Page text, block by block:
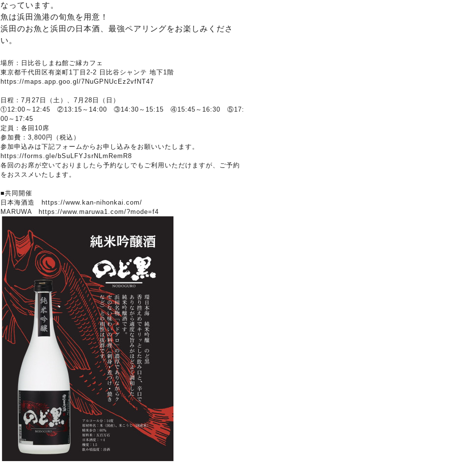
なっています。
魚は浜田漁港の旬魚を用意！
浜田のお魚と浜田の日本酒、最強ペアリングをお楽しみくださ
い。
場所：日比谷しまね館ご縁カフェ
東京都千代田区有楽町1丁目2-2 日比谷シャンテ 地下1階
https://maps.app.goo.gl/7NuGPNUcEz2vfNT47
日程：7月27日（土）、7月28日（日）
①12:00～12:45 ②13:15～14:00 ③14:30～15:15 ④15:45～16:30 ⑤17:
00～17:45
定員：各回10席
参加費：3,800円（税込）
参加申込みは下記フォームからお申し込みをお願いいたします。
https://forms.gle/bSuLFYJsrNLmRemR8
各回のお席が空いておりましたら予約なしでもご利用いただけますが、ご予約
をおススメいたします。
■共同開催
日本海酒造
https://www.kan-nihonkai.com/
MARUWA
https://www.maruwa1.com/?mode=f4